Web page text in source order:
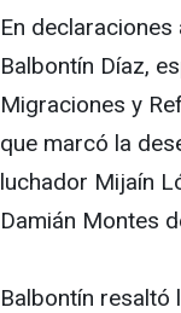
En
Balbontín Díaz,
Migraciones y
que marcó la
luchador Mijaín
Damián Montes
Balbontín resaltó